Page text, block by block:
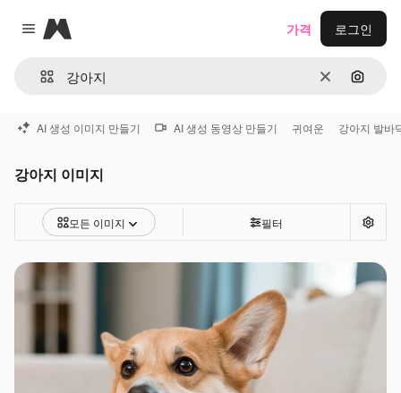
Close menu
Magnific
지우기이미지
가격 로그인
AI 생성 이미지 만들기 AI 생성 동영상 만들기 귀여운 강아지 발바
강아지 이미지
모든 이미지 필터